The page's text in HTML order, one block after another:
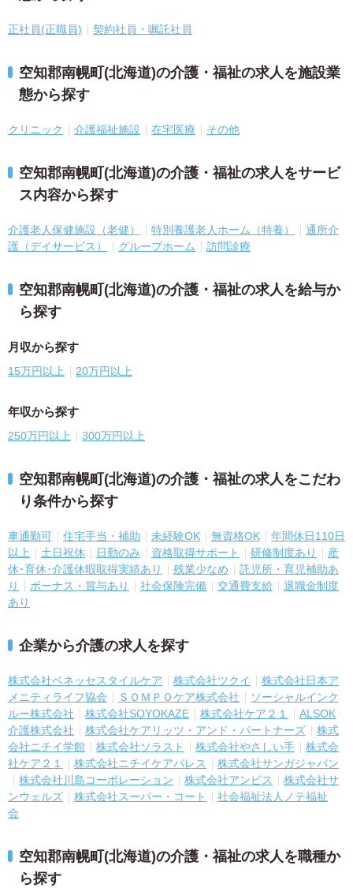
正社員(正職員) 契約社員・嘱託社員
空知郡南幌町(北海道)の介護・福祉の求人を施設業
態から探す
クリニック 介護福祉施設 在宅医療 その他
空知郡南幌町(北海道)の介護・福祉の求人をサービ
ス内容から探す
介護老人保健施設（老健） 特別養護老人ホーム（特養）
通所介
護（デイサービス）
グループホーム 訪問診療
空知郡南幌町(北海道)の介護・福祉の求人を給与か
ら探す
月収から探す
15万円以上 20万円以上
年収から探す
250万円以上 300万円以上
空知郡南幌町(北海道)の介護・福祉の求人をこだわ
り条件から探す
車通勤可 住宅手当・補助 未経験OK 無資格OK
年間休日110日
以上
土日祝休 日勤のみ 資格取得サポート 研修制度あり
産
休･育休･介護休暇取得実績あり
残業少なめ
託児所・育児補助あ
り
ボーナス・賞与あり 社会保険完備 交通費支給
退職金制度
あり
企業から介護の求人を探す
株式会社ベネッセスタイルケア 株式会社ツクイ
株式会社日本ア
メニティライフ協会
ＳＯＭＰＯケア株式会社
ソーシャルインク
ルー株式会社
株式会社SOYOKAZE 株式会社ケア２１
ALSOK
介護株式会社
株式会社ケアリッツ・アンド・パートナーズ
株式
会社ニチイ学館
株式会社ソラスト 株式会社やさしい手
株式会
社ケア２１
株式会社ニチイケアパレス
株式会社サンガジャパン
株式会社川島コーポレーション
株式会社アンビス
株式会社サ
ンウェルズ
株式会社スーパー・コート
社会福祉法人ノテ福祉
会
空知郡南幌町(北海道)の介護・福祉の求人を職種か
ら探す